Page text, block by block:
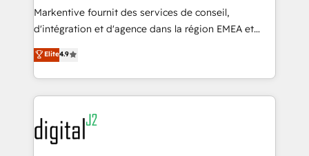
Build high-performing websites with UX, messaging,
& conversion strategy that drive results. 🤖AI
AI, & maximize AEO with tailored AI services. 🧩
Integrations: Extend HubSpot with custom
Markentive fournit des services de conseil,
d'intégration et d'agence dans la région EMEA et
North America. Avec plus de 115 experts en
marketing automation, Growth, Revops, CRM et
webdesign. Markentive is both a consulting firm, a
digital agency and an integrator. With over 115
experts in marketing automation, growth, revops,
CRM and webdesign (We focus on EMEA - USA
customers).
Elite4.9